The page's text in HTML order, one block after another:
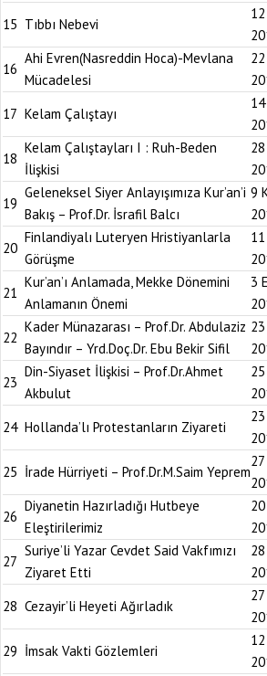
15 Tıbbı Nebevi
16
Ahi Evren(Nasreddin Hoca)-Mevlana
Mücadelesi
17 Kelam Çalıştayı
18
Kelam Çalıştayları I : Ruh-Beden
İlişkisi
19
Geleneksel Siyer Anlayışımıza Kur’an’i
Bakış – Prof.Dr. İsrafil Balcı
9
20
Finlandiyalı Luteryen Hristiyanlarla
Görüşme
21
Kur’an’ı Anlamada, Mekke Dönemini
Anlamanın Önemi
3
22
Kader Münazarası – Prof.Dr. Abdulaziz
Bayındır – Yrd.Doç.Dr. Ebu Bekir Sifil
23
Din-Siyaset İlişkisi – Prof.Dr.Ahmet
Akbulut
24 Hollanda’lı Protestanların Ziyareti
25 İrade Hürriyeti – Prof.Dr.M.Saim Yeprem
26
Diyanetin Hazırladığı Hutbeye
Eleştirilerimiz
27
Suriye’li Yazar Cevdet Said Vakfımızı
Ziyaret Etti
28 Cezayir’li Heyeti Ağırladık
29 İmsak Vakti Gözlemleri